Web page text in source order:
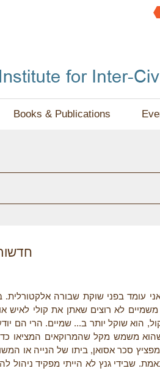
Books & Publications
עומד בפני שוקת שבורה
משמיים לא רוצים שאתן את קולי לאיש
הוא שוקל יותר ב... שמיים. הרי הם
משמש מקל שהמרוקאים המציאו
סכר אסואן, ביתו של הנייה או
שבידי גנץ לא הייתי מפקיד